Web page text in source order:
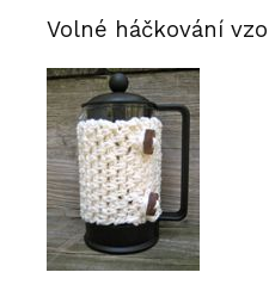
Volné háčkování